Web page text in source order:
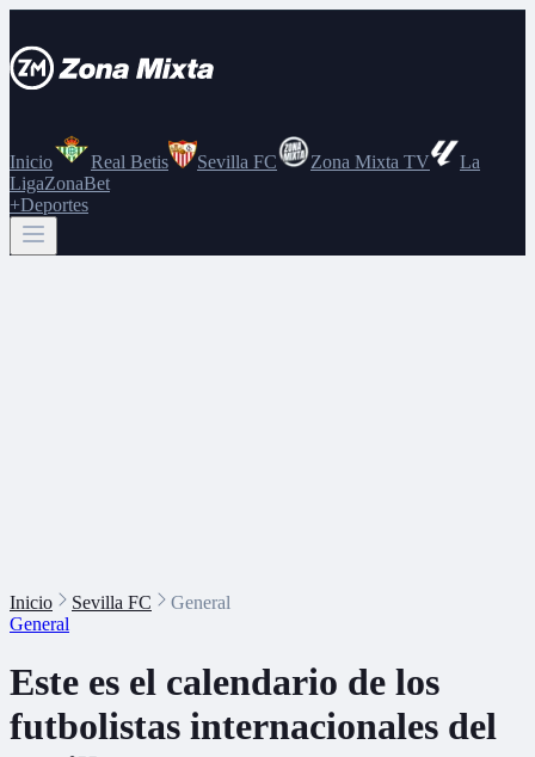
Inicio Real Betis Sevilla FC Zona Mixta TV
La
LigaZonaBet
+Deportes
Inicio Sevilla FC
General
General
Este es el calendario de los
futbolistas internacionales del